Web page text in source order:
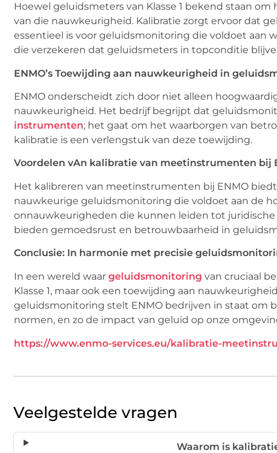
Hoewel geluidsmeters van Klasse 1 bekend staan
van die nauwkeurigheid. Kalibratie zorgt ervoor dat
essentieel is voor geluidsmonitoring die voldoet aan
die verzekeren dat geluidsmeters in topconditie
ENMO’s Toewijding aan nauwkeurigheid in
ENMO onderscheidt zich door niet alleen
nauwkeurigheid. Het bedrijf begrijpt dat
instrumenten; het gaat om het waarborgen van
kalibratie is een verlengstuk van deze toewijding.
Voordelen vAn kalibratie van meetinstrumenten bij
Het kalibreren van meetinstrumenten bij ENMO
nauwkeurige geluidsmonitoring die voldoet aan de
onnauwkeurigheden die kunnen leiden tot
bieden gemoedsrust en betrouwbaarheid in
Conclusie: In harmonie met precisie
In een wereld waar geluidsmonitoring van cruciaal
Klasse 1, maar ook een toewijding aan
geluidsmonitoring stelt ENMO bedrijven in staat om
normen, en zo de impact van geluid op onze
https://www.enmo-services.eu/kalibratie-
Veelgestelde vragen
Waarom is